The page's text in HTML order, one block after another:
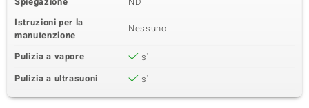
Istruzioni per la
manutenzione
Nessuno
Pulizia a vapore
sì
Pulizia a ultrasuoni
sì